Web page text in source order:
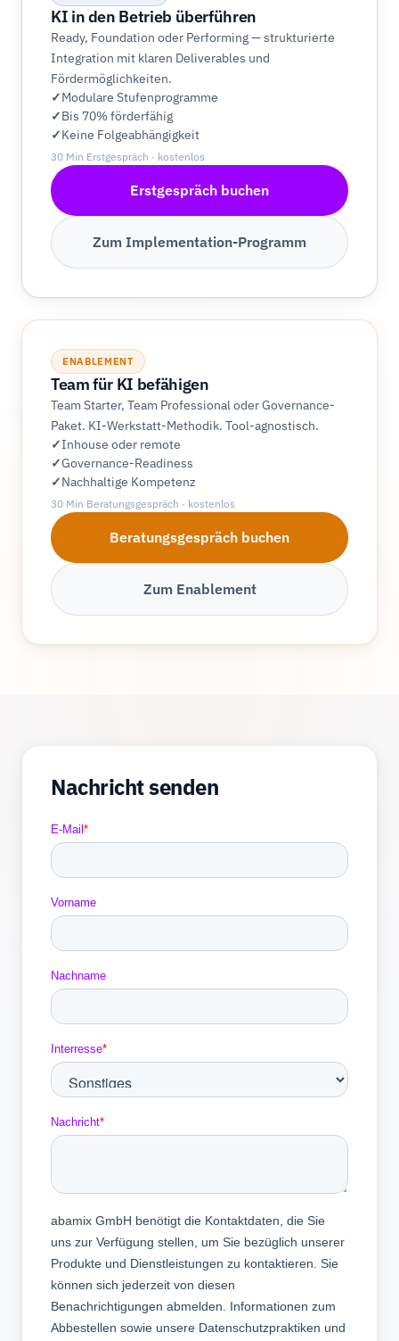
KI in den Betrieb überführen
Ready, Foundation oder Performing — strukturierte
Integration mit klaren Deliverables und
Fördermöglichkeiten.
Modulare Stufenprogramme
Bis 70% förderfähig
Keine Folgeabhängigkeit
30 Min Erstgespräch · kostenlos
Erstgespräch buchen
Zum Implementation-Programm
ENABLEMENT
Team für KI befähigen
Team Starter, Team Professional oder Governance-
Paket. KI-Werkstatt-Methodik. Tool-agnostisch.
Inhouse oder remote
Governance-Readiness
Nachhaltige Kompetenz
30 Min Beratungsgespräch · kostenlos
Beratungsgespräch buchen
Zum Enablement
Nachricht senden